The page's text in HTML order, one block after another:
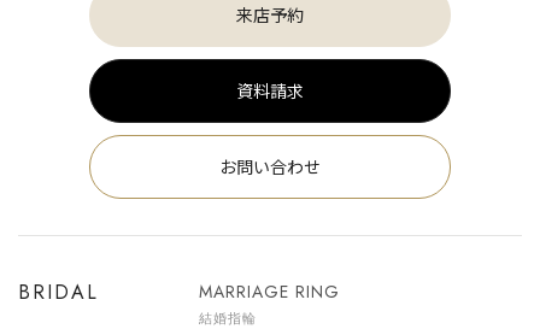
来店予約
資料請求
お問い合わせ
BRIDAL MARRIAGE RING
結婚指輪